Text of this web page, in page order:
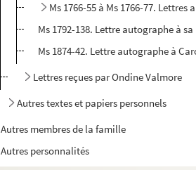
Ms 1766-55 à Ms 1766-77.
Ms 1792-138. Lettre autographe à
Ms 1874-42. Lettre autographe à
Lettres reçues par Ondine Valmore
Autres textes et papiers personnels
Autres membres de la famille
Autres personnalités